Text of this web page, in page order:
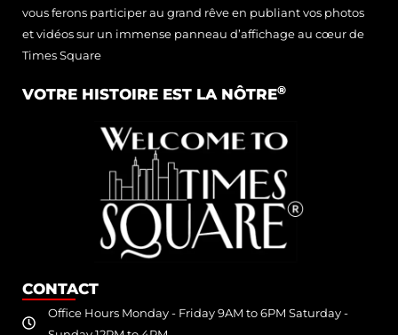
vous ferons participer au grand rêve en publiant vos photos
et vidéos sur un immense panneau d’affichage au cœur de
Times Square
VOTRE HISTOIRE EST LA NÔTRE®
CONTACT
Office Hours Monday - Friday 9AM to 6PM Saturday -